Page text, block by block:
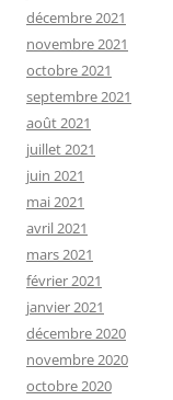
décembre 2021
novembre 2021
octobre 2021
septembre 2021
août 2021
juillet 2021
juin 2021
mai 2021
avril 2021
mars 2021
février 2021
janvier 2021
décembre 2020
novembre 2020
octobre 2020